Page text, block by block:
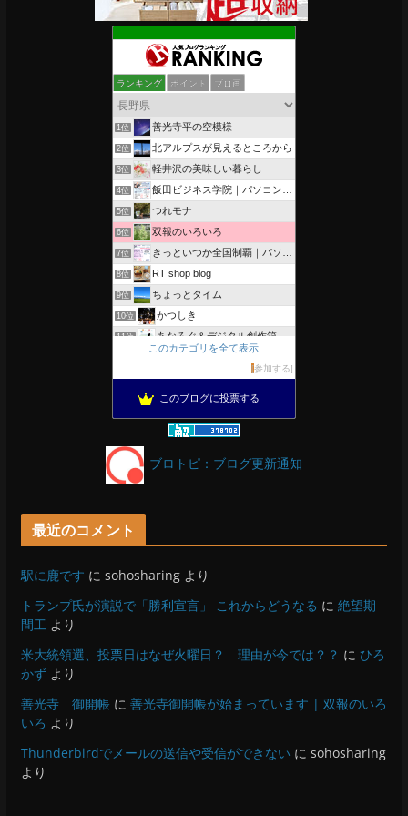
ランキング ポイント ブロ画
1位 善光寺平の空模様
2位 北アルプスが見えるところから
3位 軽井沢の美味しい暮らし
4位 飯田ビジネス学院｜パソコン、簿記、公共職業訓練と求職者支援
5位 つれモナ
6位 双報のいろいろ
7位 きっといつか全国制覇｜パソコン教室、簿記教室のスタッフブログ
8位 RT shop blog
9位 ちょっとタイム
10位 かつしき
11位 あなろぐ＆デジタル創作箱
軽井沢まったり生活 柴犬とともに
13位 がんばれ長野
のんびりいこうよ！
15位 OESセｴラ＆レイラ何気ない風景
このカテゴリを全て表示
参加する
このブログに投票する
ブロトピ：ブログ更新通知
最近のコメント
駅に鹿です に sohosharingより
トランプ氏が演説で「勝利宣言」 これからどうなる に 絶望期
間工 より
米大統領選、投票日はなぜ火曜日？ 理由が今では？？ に ひろ
かずより
善光寺 御開帳 に 善光寺御開帳が始まっています | 双報のいろ
いろ より
Thunderbirdでメールの送信や受信ができない に sohosharing
より